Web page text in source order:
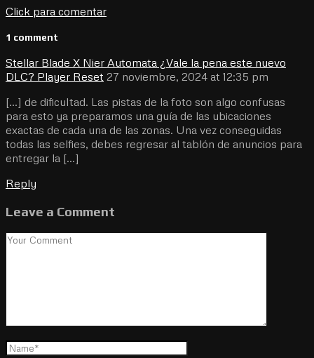
Click para comentar
1 comment
Stellar Blade X Nier Automata ¿Vale la pena este nuevo
DLC? Player Reset 27 noviembre, 2024 at 12:35 pm
[…] de dificultad. Las pistas de la foto son algo confusas
para esto ya preparamos una guía de las ubicaciones
exactas de cada una de las zonas. Una vez conseguidas
todas las selfies, debes regresar al tablón de anuncios para
entregar la […]
Reply
Leave a Comment